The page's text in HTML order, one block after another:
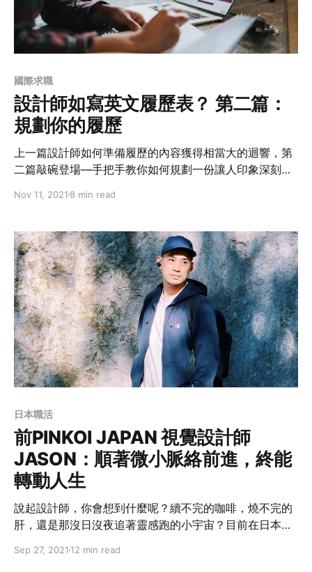
國際求職
設計師如寫英文履歷表？ 第二篇：
規劃你的履歷
上一篇設計師如何準備履歷的內容獲得相當大的迴響，第
二篇敲碗登場—手把手教你如何規劃一份讓人印象深刻的
常能體會台灣人在非母語國家找工作的掙扎和痛點，尤其
己，在相當注重在地經驗的澳洲，或許你的思考點也得因
地制宜。
Nov 11, 2021 8 min read
日本職活
前PINKOI JAPAN 視覺設計師
JASON：順著微小脈絡前進，終能
轉動人生
說起設計師，你會想到什麼呢？續不完的咖啡，燒不完的
肝，還是那沒日沒夜追著靈感跑的小宇宙？目前在日本東
隨著微小脈絡每天一點點的前進，卡住的人生也會轉
Sep 27, 2021 12 min read